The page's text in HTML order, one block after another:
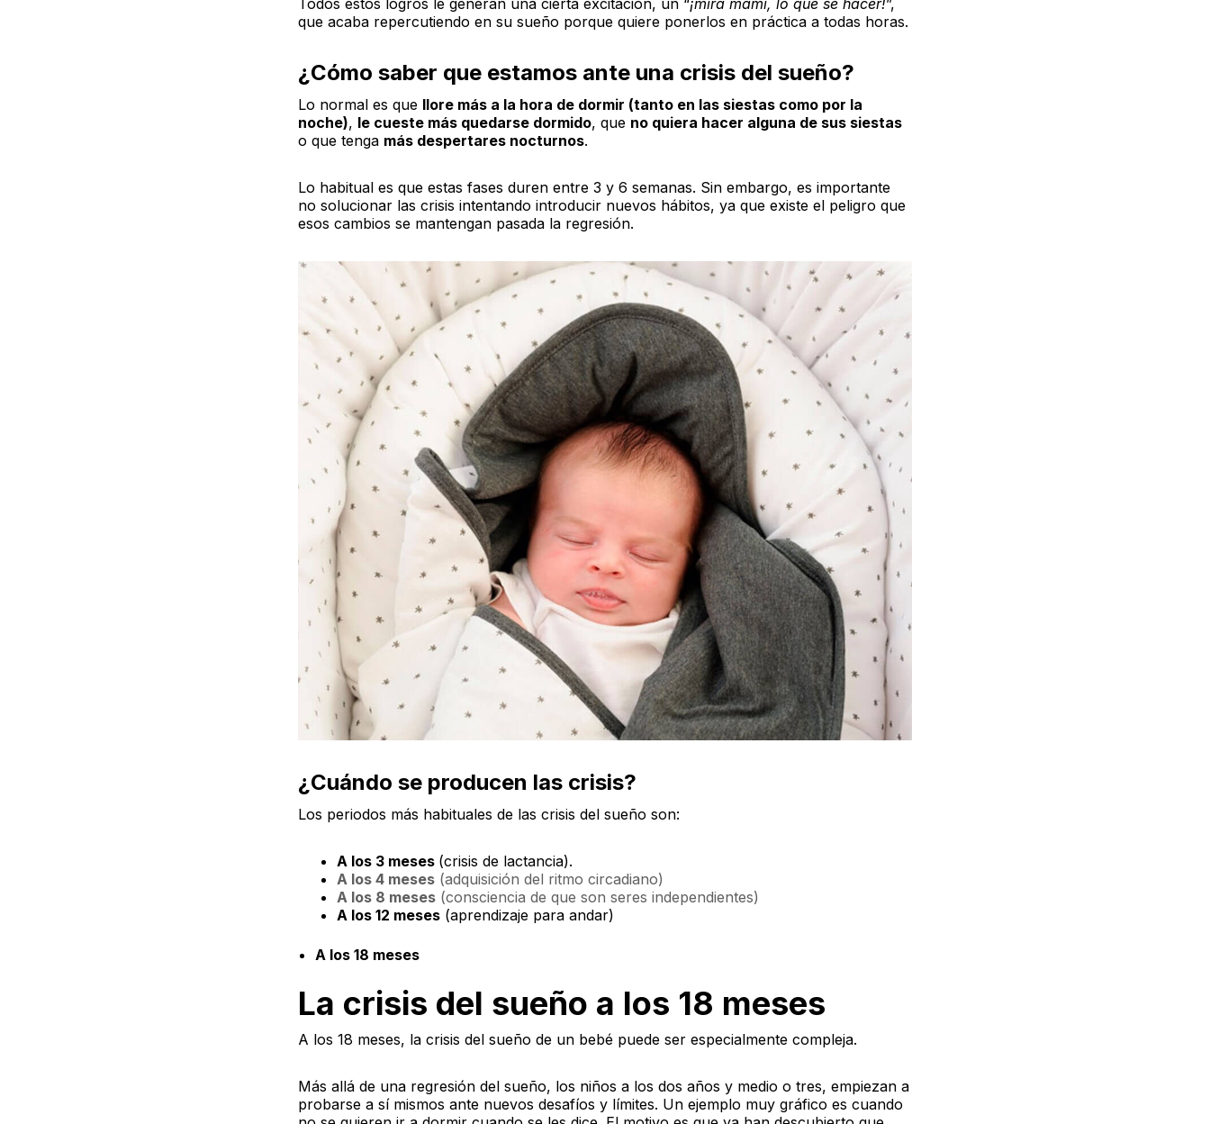
que acaba repercutiendo en su sueño porque quiere ponerlos en práctica a todas horas.
¿Cómo saber que estamos ante una crisis del sueño?
Lo normal es que llore más a la hora de dormir (tanto en las siestas como por la
noche), le cueste más quedarse dormido, que no quiera hacer alguna de sus siestas
o que tenga más despertares nocturnos.
Lo habitual es que estas fases duren entre 3 y 6 semanas. Sin embargo, es importante
no solucionar las crisis intentando introducir nuevos hábitos, ya que existe el peligro que
esos cambios se mantengan pasada la regresión.
¿Cuándo se producen las crisis?
Los periodos más habituales de las crisis del sueño son:
A los 3 meses (crisis de lactancia).
A los 4 meses (adquisición del ritmo circadiano)
A los 8 meses (consciencia de que son seres independientes)
A los 12 meses (aprendizaje para andar)
A los 18 meses
La crisis del sueño a los 18 meses
A los 18 meses, la crisis del sueño de un bebé puede ser especialmente compleja.
Más allá de una regresión del sueño, los niños a los dos años y medio o tres, empiezan a
probarse a sí mismos ante nuevos desafíos y límites. Un ejemplo muy gráfico es cuando